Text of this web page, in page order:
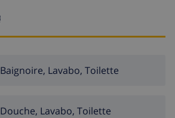
Baignoire, Lavabo, Toilette
Douche, Lavabo, Toilette